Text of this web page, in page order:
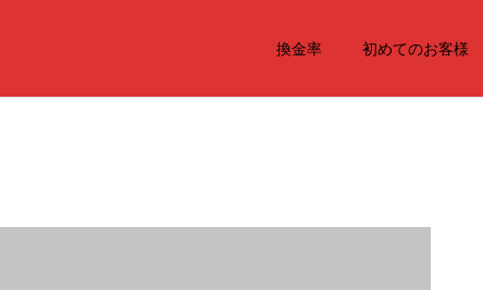
換金率 初めてのお客様